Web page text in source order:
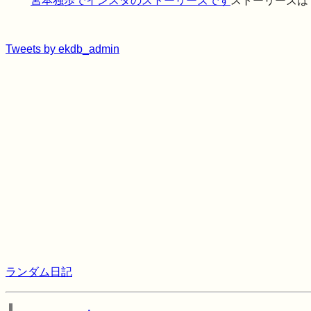
Tweets by ekdb_admin
ランダム日記